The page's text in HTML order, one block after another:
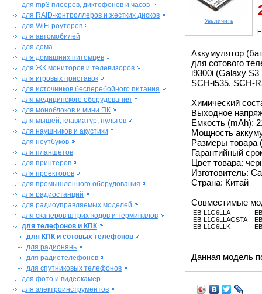
для mp3 плееров, диктофонов и часов
для RAID-контроллеров и жестких дисков
для WiFi роутеров
для автомобилей
для дома
для домашних питомцев
для ЖК мониторов и телевизоров
для игровых приставок
для источников бесперебойного питания
для медицинского оборудования
для моноблоков и мини ПК
для мышей, клавиатур, пультов
для наушников и акустики
для ноутбуков
для планшетов
для принтеров
для проекторов
для промышленного оборудования
для радиостанций
для радиоуправляемых моделей
для сканеров штрих-кодов и терминалов
для телефонов и КПК
для КПК и сотовых телефонов
для радионянь
для радиотелефонов
для спутниковых телефонов
для фото и видеокамер
для электроинструментов
Увеличить
Аккумулятор
для сотового
i9300i (Galaxy
SCH-i535, SCH-
Химический
Выходное
Емкость (mAh):
Мощность
Размеры товара
Гарантийный
Цвет товара:
Изготовитель:
Страна: Китай
Совместимые
EB-L1G6LLA
EB-L1G6LLAGSTA
EB-L1G6LLK
Данная модель